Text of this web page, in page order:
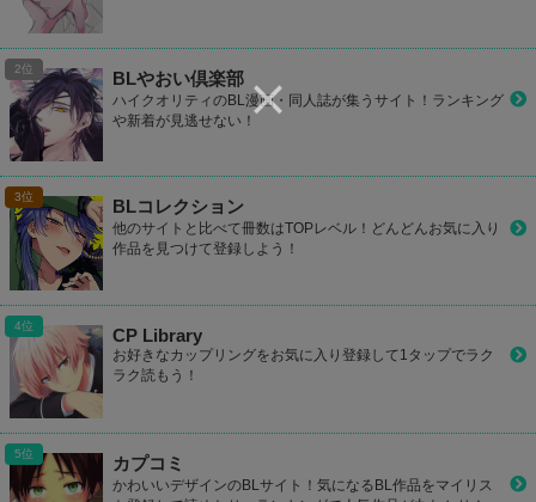
BLやおい倶楽部
ハイクオリティのBL漫画・同人誌が集うサイト！ランキング
や新着が見逃せない！
BLコレクション
他のサイトと比べて冊数はTOPレベル！どんどんお気に入り
作品を見つけて登録しよう！
CP Library
お好きなカップリングをお気に入り登録して1タップでラク
ラク読もう！
カプコミ
かわいいデザインのBLサイト！気になるBL作品をマイリス